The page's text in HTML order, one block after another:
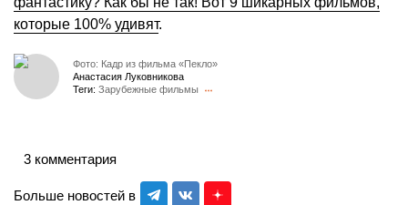
которые 100% удивят.
Фото: Кадр из фильма «Пекло»
Анастасия Луковникова
Теги: Зарубежные фильмы
Больше новостей в
3 комментария